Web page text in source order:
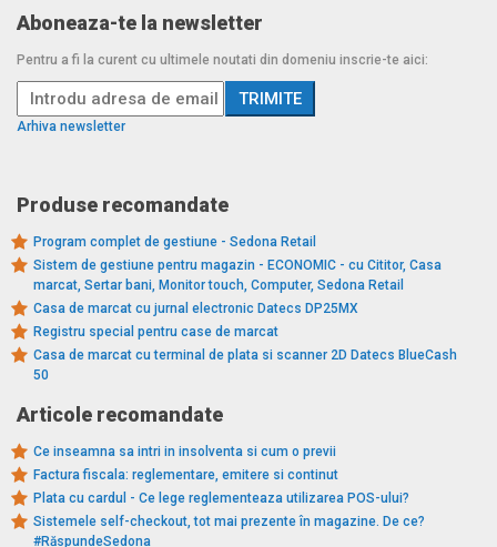
Aboneaza-te la newsletter
Pentru a fi la curent cu ultimele noutati din domeniu inscrie-te aici:
Arhiva newsletter
Produse recomandate
Program complet de gestiune - Sedona Retail
Sistem de gestiune pentru magazin - ECONOMIC - cu Cititor, Casa
marcat, Sertar bani, Monitor touch, Computer, Sedona Retail
Casa de marcat cu jurnal electronic Datecs DP25MX
Registru special pentru case de marcat
Casa de marcat cu terminal de plata si scanner 2D Datecs BlueCash
50
Articole recomandate
Ce inseamna sa intri in insolventa si cum o previi
Factura fiscala: reglementare, emitere si continut
Plata cu cardul - Ce lege reglementeaza utilizarea POS-ului?
Sistemele self-checkout, tot mai prezente în magazine. De ce?
#RăspundeSedona